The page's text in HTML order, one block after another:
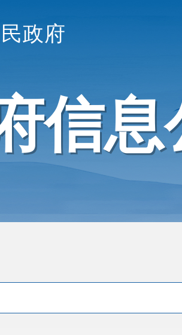
政府
信息